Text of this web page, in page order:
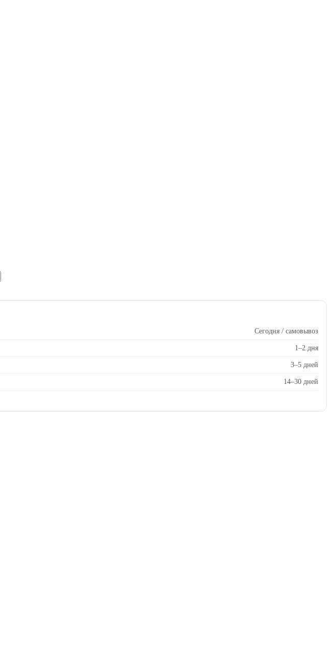
Сегодня / самовывоз
1–2 дня
3–5 дней
14–30 дней